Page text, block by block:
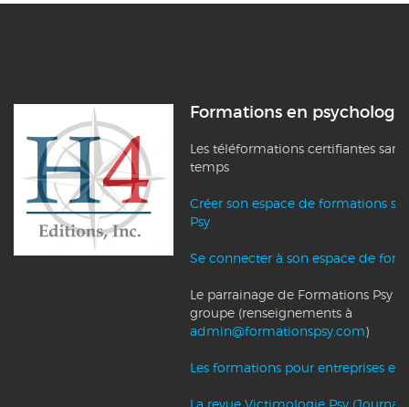
Formations en psychologie
Les téléformations certifiantes
temps
Créer son espace de formations
Psy
Se connecter à son espace de
Le parrainage de Formations Psy
groupe (renseignements à
admin@formationspsy.com)
Les formations pour entreprises et
La revue Victimologie Psy (Journal